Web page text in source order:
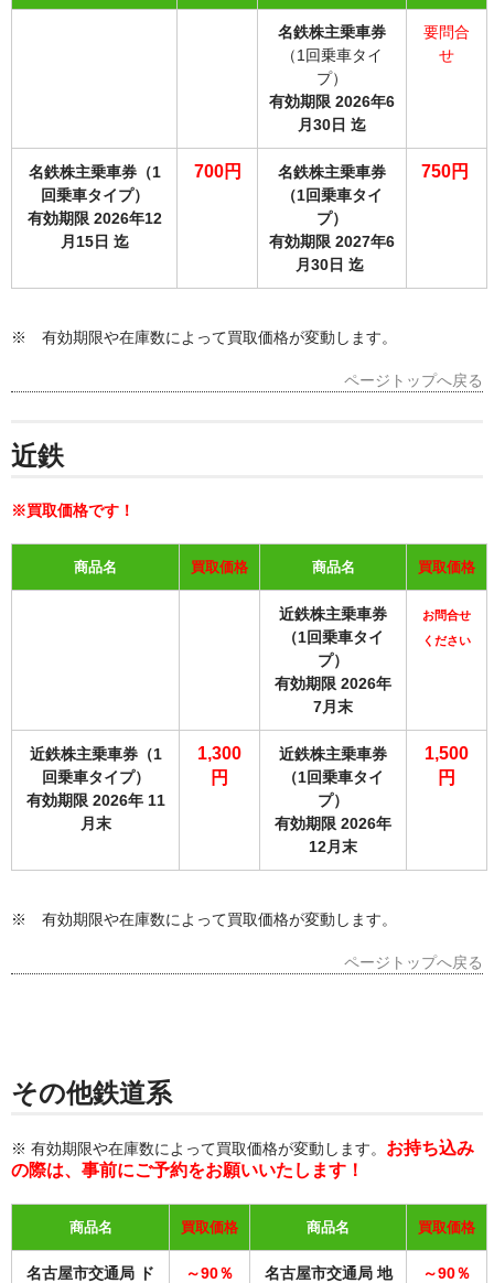
名鉄株主乗車券
（1回乗車タイ
プ）
有効期限 2026年6
月30日 迄
要問合
せ
名鉄株主乗車券（1
回乗車タイプ）
有効期限 2026年12
月15日 迄
700円
名鉄株主乗車券
（1回乗車タイ
プ）
有効期限 2027年6
月30日 迄
750円
※ 有効期限や在庫数によって買取価格が変動します。
ページトップへ戻る
近鉄
※買取価格です！
商品名 買取価格 商品名 買取価格
近鉄株主乗車券
（1回乗車タイ
プ）
有効期限 2026年
7月末
お問合せ
ください
近鉄株主乗車券（1
回乗車タイプ）
有効期限 2026年 11
月末
1,300
円
近鉄株主乗車券
（1回乗車タイ
プ）
有効期限 2026年
12月末
1,500
円
※ 有効期限や在庫数によって買取価格が変動します。
ページトップへ戻る
その他鉄道系
※ 有効期限や在庫数によって買取価格が変動します。 お持ち込み
の際は、事前にご予約をお願いいたします！
商品名 買取価格 商品名 買取価格
名古屋市交通局 ド
～90％
名古屋市交通局 地
～90％